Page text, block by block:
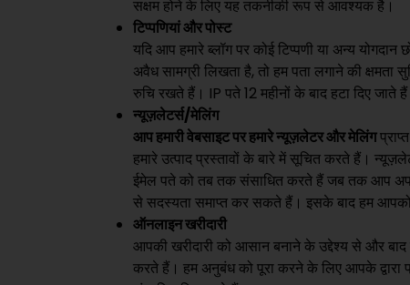
सक्षम होने के लिए यह तकनीकी रूप से आवश्यक है।
टिप्पणियां और पोस्ट
यदि आप हमारे ब्लॉग पर कोई टिप्पणी या अन्य
अवैध सामग्री लिखता है, तो हम पता लगाने की
रुचि रखते हैं। IP पते 12 महीनों के बाद हटा दिए जाते
न्यूज़लेटर्स/मेलिंग
आप हमारी वेबसाइट पर हमारे न्यूज़लेटर और मेलिंग
हमारे उत्पाद प्रस्तावों के बारे में सूचित करते हैं।
ईमेल पते को तब तक संसाधित करते हैं जब तक आप
से सदस्यता समाप्त कर सकते हैं। इसके बाद हम आपको
ऑनलाइन खरीदारी
आपकी खरीदारी को आसान बनाने के उद्देश्य से और
करते हैं। हम अनुबंध को पूरा करने के लिए आपके द्वारा